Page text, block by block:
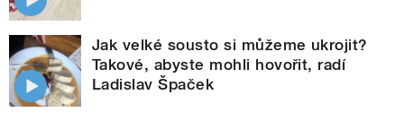
Jak velké sousto si můžeme ukrojit?
Takové, abyste mohli hovořit, radí
Ladislav Špaček